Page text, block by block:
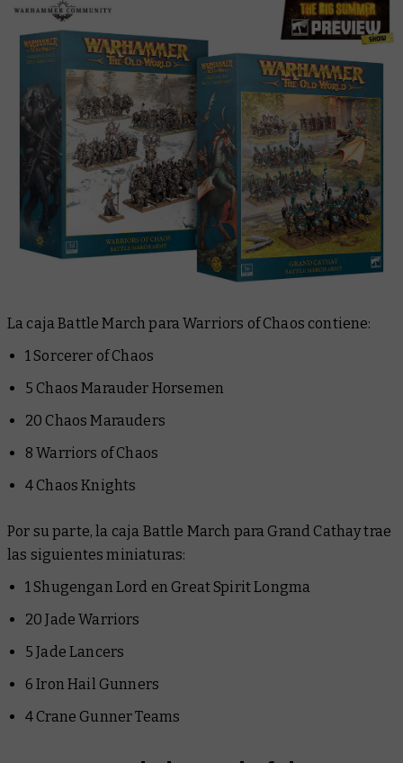
La caja Battle March para Warriors of Chaos contiene:
1 Sorcerer of Chaos
5 Chaos Marauder Horsemen
20 Chaos Marauders
8 Warriors of Chaos
4 Chaos Knights
Por su parte, la caja Battle March para Grand Cathay trae
las siguientes miniaturas:
1 Shugengan Lord en Great Spirit Longma
20 Jade Warriors
5 Jade Lancers
6 Iron Hail Gunners
4 Crane Gunner Teams